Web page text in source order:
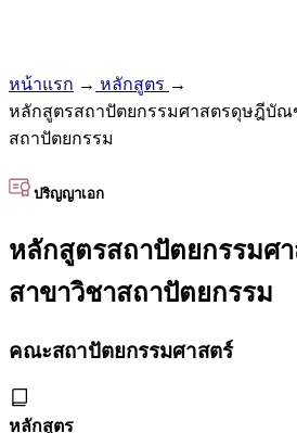
หน้าแรก → หลักสูตร →
หลักสูตรสถาปัตยกรรมศาสตรดุษฎีบัณ
สถาปัตยกรรม
ปริญญาเอก
หลักสูตรสถาปัตยกรรม
สาขาวิชาสถาปัตยกรรม
คณะสถาปัตยกรรมศาสตร์
หลักสูตร